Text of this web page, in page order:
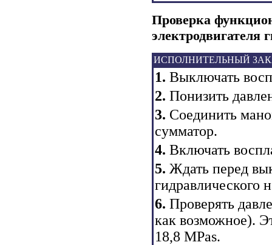
Проверка
электродвигателя
ИСПОЛНИТЕЛЬНЫЙ
1. Выключать
2. Понизить
3. Соединить
сумматор.
4. Включать
5. Ждать перед
гидравлического
6. Проверять
как возможное).
18,8 MPas.